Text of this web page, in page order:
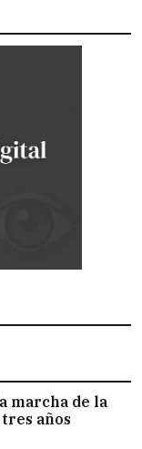
marcha de la
años